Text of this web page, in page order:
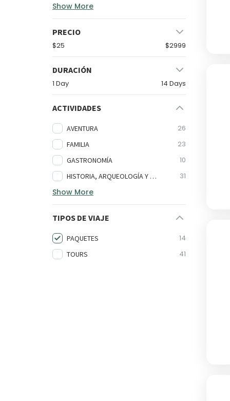
Show More
PRECIO
$25 $2999
DURACIÓN
1 Day 14 Days
ACTIVIDADES
AVENTURA 26
FAMILIA 23
GASTRONOMÍA 10
HISTORIA, ARQUEOLOGÍA Y CULTURA 31
Show More
TIPOS DE VIAJE
PAQUETES 14
TOURS 41